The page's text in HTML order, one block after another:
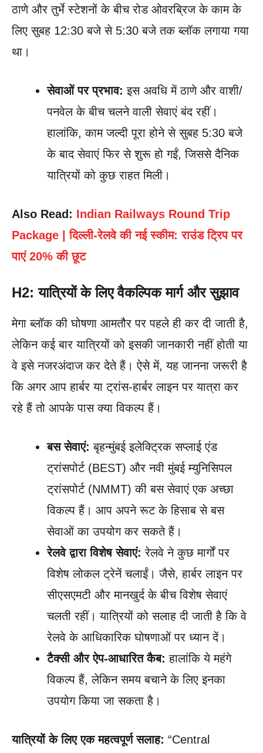
ठाणे और तुर्भे स्टेशनों के बीच रोड ओवरब्रिज के काम के
लिए सुबह 12:30 बजे से 5:30 बजे तक ब्लॉक लगाया गया
था।
सेवाओं पर प्रभाव: इस अवधि में ठाणे और वाशी/
पनवेल के बीच चलने वाली सेवाएं बंद रहीं।
हालांकि, काम जल्दी पूरा होने से सुबह 5:30 बजे
के बाद सेवाएं फिर से शुरू हो गईं, जिससे दैनिक
यात्रियों को कुछ राहत मिली।
Also Read: Indian Railways Round Trip
Package | दिल्ली-रेलवे की नई स्कीम: राउंड ट्रिप पर
पाएं 20% की छूट
H2: यात्रियों के लिए वैकल्पिक मार्ग और सुझाव
मेगा ब्लॉक की घोषणा आमतौर पर पहले ही कर दी जाती है,
लेकिन कई बार यात्रियों को इसकी जानकारी नहीं होती या
वे इसे नजरअंदाज कर देते हैं। ऐसे में, यह जानना जरूरी है
कि अगर आप हार्बर या ट्रांस-हार्बर लाइन पर यात्रा कर
रहे हैं तो आपके पास क्या विकल्प हैं।
बस सेवाएं: बृहन्मुंबई इलेक्ट्रिक सप्लाई एंड
ट्रांसपोर्ट (BEST) और नवी मुंबई म्युनिसिपल
ट्रांसपोर्ट (NMMT) की बस सेवाएं एक अच्छा
विकल्प हैं। आप अपने रूट के हिसाब से बस
सेवाओं का उपयोग कर सकते हैं।
रेलवे द्वारा विशेष सेवाएं: रेलवे ने कुछ मार्गों पर
विशेष लोकल ट्रेनें चलाईं। जैसे, हार्बर लाइन पर
सीएसएमटी और मानखुर्द के बीच विशेष सेवाएं
चलती रहीं। यात्रियों को सलाह दी जाती है कि वे
रेलवे के आधिकारिक घोषणाओं पर ध्यान दें।
टैक्सी और ऐप-आधारित कैब: हालांकि ये महंगे
विकल्प हैं, लेकिन समय बचाने के लिए इनका
उपयोग किया जा सकता है।
यात्रियों के लिए एक महत्वपूर्ण सलाह: “Central